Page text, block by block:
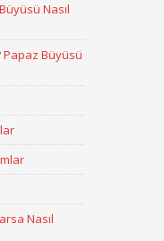
Nasıl
Papaz Büyüsü
Nasıl